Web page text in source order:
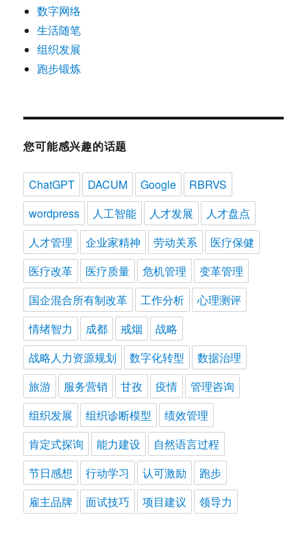
数字网络
生活随笔
组织发展
跑步锻炼
您可能感兴趣的话题
ChatGPT DACUM Google
RBRVS
wordpress
人工智能 人才发展
人才盘点
人才管理
企业家精神 劳动关系
医疗保健
医疗改革
医疗质量 危机管理
变革管理
国企混合所有制改革
工作分析
心理测评
情绪智力
成都 戒烟
战略
战略人力资源规划
数字化转型
数据治理
旅游
服务营销 甘孜 疫情
管理咨询
组织发展
组织诊断模型
绩效管理
肯定式探询
能力建设
自然语言过程
节日感想
行动学习 认可激励
跑步
雇主品牌
面试技巧 项目建议 领导力